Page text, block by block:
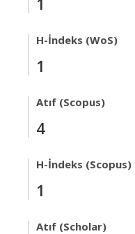
H-İndeks (WoS)
1
Atıf (Scopus)
4
H-İndeks (Scopus)
1
Atıf (Scholar)